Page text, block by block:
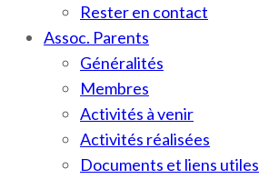
Rester en contact
Assoc. Parents
Généralités
Membres
Activités à venir
Activités réalisées
Documents et liens utiles